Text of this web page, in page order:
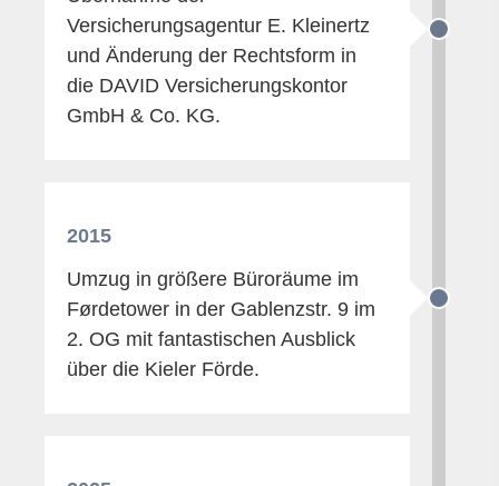
Versicherungsagentur E. Kleinertz
und Änderung der Rechtsform in
die DAVID Versicherungskontor
GmbH & Co. KG.
2015
Umzug in größere Büroräume im
Førdetower in der Gablenzstr. 9 im
2. OG mit fantastischen Ausblick
über die Kieler Förde.